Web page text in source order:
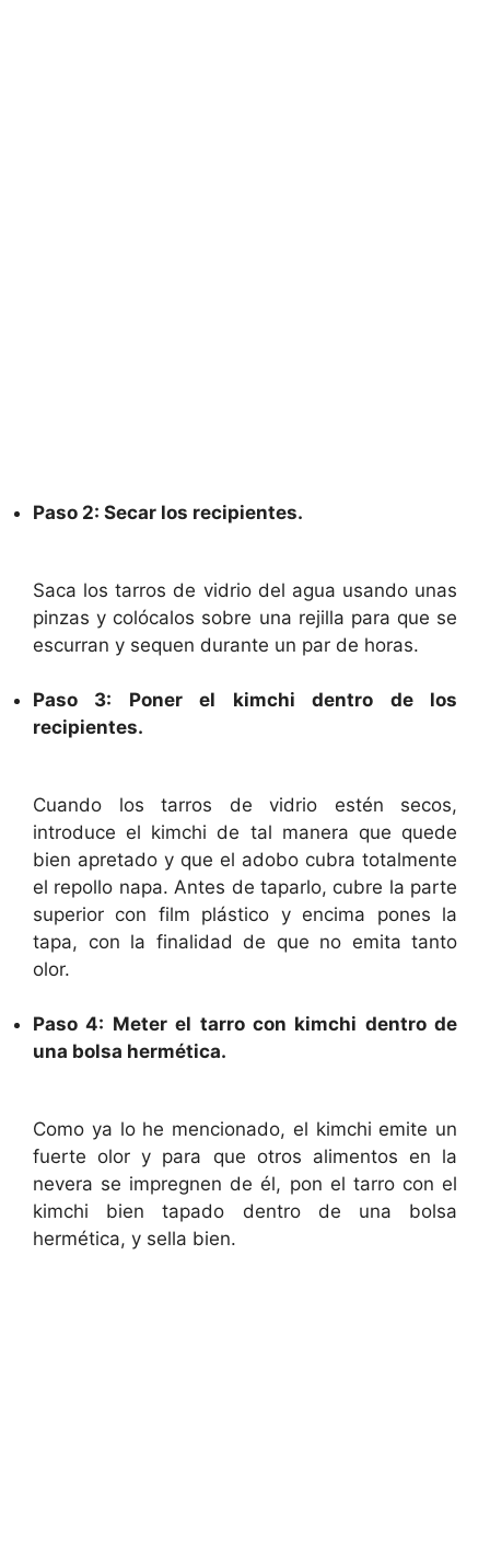
Paso 2: Secar los recipientes.
Saca los tarros de vidrio del agua usando unas
pinzas y colócalos sobre una rejilla para que se
escurran y sequen durante un par de horas.
Paso 3: Poner el kimchi dentro de los
recipientes.
Cuando los tarros de vidrio estén secos,
introduce el kimchi de tal manera que quede
bien apretado y que el adobo cubra totalmente
el repollo napa. Antes de taparlo, cubre la parte
superior con film plástico y encima pones la
tapa, con la finalidad de que no emita tanto
olor.
Paso 4: Meter el tarro con kimchi dentro de
una bolsa hermética.
Como ya lo he mencionado, el kimchi emite un
fuerte olor y para que otros alimentos en la
nevera se impregnen de él, pon el tarro con el
kimchi bien tapado dentro de una bolsa
hermética, y sella bien.